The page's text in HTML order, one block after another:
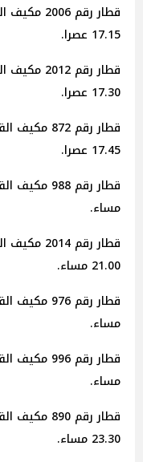
قطار رقم
17.15 عصرا.
قطار رقم
17.30 عصرا.
قطار رقم
17.45 عصرا.
مساء.
قطار رقم
21.00 مساء.
مساء.
مساء.
قطار رقم
23.30 مساء.